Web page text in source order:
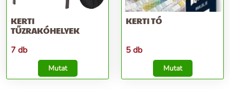
KERTI
TŰZRAKÓHELYEK
7 db
Mutat
KERTI TÓ
5 db
Mutat